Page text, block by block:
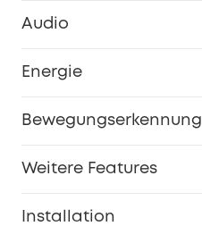
Audio
Energie
Bewegungserkennung
Weitere Features
Installation